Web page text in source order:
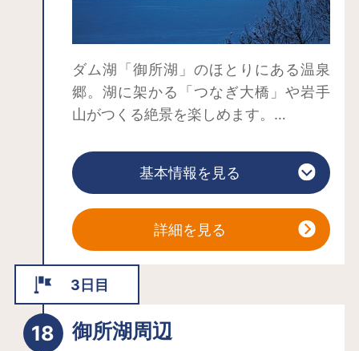
ダム湖「御所湖」のほとりにある温泉
郷。湖に架かる「つなぎ大橋」や岩手
山がつくる絶景を楽しめます。
は、11世紀に武将・源義家が愛馬を石に
つないで入浴したことに由来し、つな
「盛岡の奥座敷」として多くの人々に
親しまれてきました。泉質はアルカリ
泉、肌表面の老廃物を落としてツルツ
ルにする美肌の湯として有名です。話
ているのも注目のポイント！
基本情報を見る
詳細を見る
3日目
御所湖周辺